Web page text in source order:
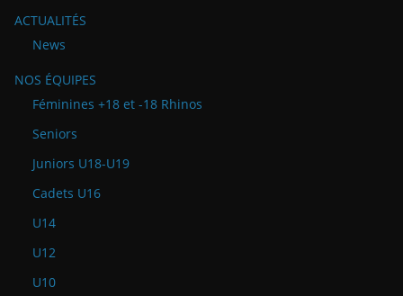
ACTUALITÉS
News
NOS ÉQUIPES
Féminines +18 et -18 Rhinos
Seniors
Juniors U18-U19
Cadets U16
U14
U12
U10